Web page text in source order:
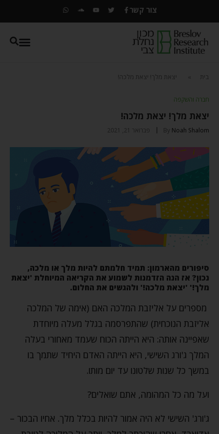
צור קשר
בית יצאת מלך! יצאת מלכה!
חברה והשקפה
יצאת מלך! יצאת מלכה!
By Noah Shalom פברואר 21, 2021
סיפורים מהארמון: תמיד חלמתם להיות מלך או מלכה,
נכון? אז הנה הזדמנות לשמוע את הקריאה המיוחלת 'יצאת
מלך!' 'יצאת מלכה!' ולהגשים את החלום.
מספרים על אליזבת המלכה האם (אימה של המלכה
אליזבת הנוכחית) שהתפרסמה בגלל מעלה מיוחדת
שאפיינה אותה: היא הייתה הכוח שעמד מאחורי בעלה
המלך ג'ורג השישי, היא הייתה האדם היחיד שתמך בו
במשך כל שנות שלטונו עד יום מותו.
ועל מה כל המהומה, אתם שואלים?
ג'ורג' השישי לא היה אמור להיות בכלל מלך. אחיו הבכור –